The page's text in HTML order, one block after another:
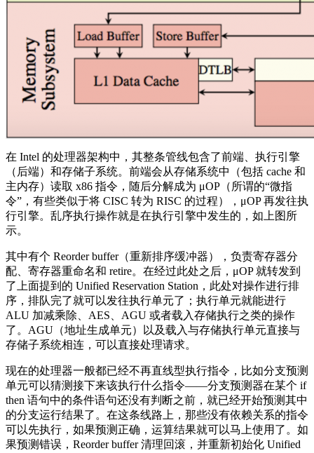
在 Intel 的处理器架构中，其整条管线包含了前端、执行引擎
（后端）和存储子系统。前端会从存储系统中（包括 cache 和
主内存）读取 x86 指令，随后分解成为 μOP（所谓的“微指
令”，有些类似于将 CISC 转为 RISC 的过程），μOP 再发往执
行引擎。乱序执行操作就是在执行引擎中发生的，如上图所
示。
其中有个 Reorder buffer（重新排序缓冲器），负责寄存器分
配、寄存器重命名和 retire。在经过此处之后，μOP 就转发到
了上面提到的 Unified Reservation Station，此处对操作进行排
序，排队完了就可以发往执行单元了；执行单元就能进行
ALU 加减乘除、AES、AGU 或者载入存储执行之类的操作
了。AGU（地址生成单元）以及载入与存储执行单元直接与
存储子系统相连，可以直接处理请求。
现在的处理器一般都已经不再直线型执行指令，比如分支预测
单元可以猜测接下来该执行什么指令——分支预测器在某个 if
then 语句中的条件语句还没有判断之前，就已经开始预测其中
的分支运行结果了。在这条线路上，那些没有依赖关系的指令
可以先执行，如果预测正确，运算结果就可以马上使用了。如
果预测错误，Reorder buffer 清理回滚，并重新初始化 Unified